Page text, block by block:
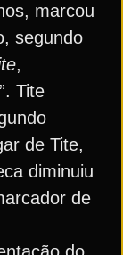
marcou
segundo
,
Tite
de Tite,
diminuiu
de